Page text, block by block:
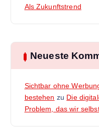
Als Zukunftstrend
Neueste
Sichtbar ohne
bestehen zu Die
Problem, das wir